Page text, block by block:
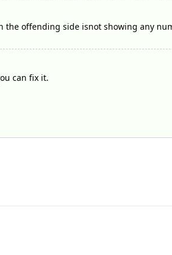
offending side isnot showing any
can fix it.